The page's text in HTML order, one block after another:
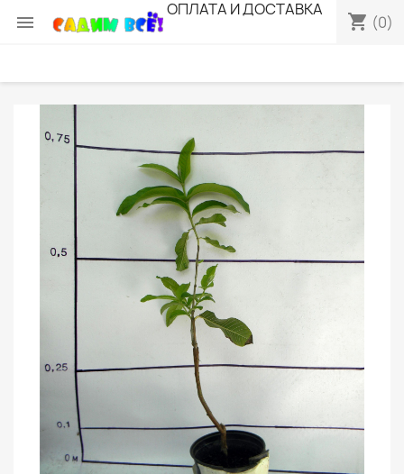
 shopping_cart (0)
ОПЛАТА И ДОСТАВКА